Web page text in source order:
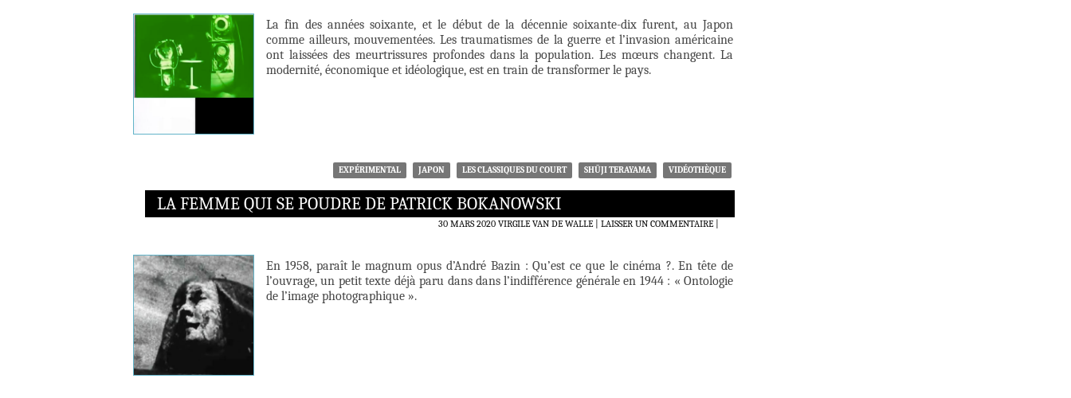
La fin des années soixante, et le début de la décennie soixante-dix furent, au Japon
comme ailleurs, mouvementées. Les traumatismes de la guerre et l’invasion américaine
ont laissées des meurtrissures profondes dans la population. Les mœurs changent. La
modernité, économique et idéologique, est en train de transformer le pays.
EXPÉRIMENTAL JAPON LES CLASSIQUES DU COURT SHŪJI TERAYAMA VIDÉOTHÈQUE
LA FEMME QUI SE POUDRE DE PATRICK BOKANOWSKI
30 MARS 2020 VIRGILE VAN DE WALLE LAISSER UN COMMENTAIRE|
En 1958, paraît le magnum opus d’André Bazin : Qu’est ce que le cinéma ?. En tête de
l’ouvrage, un petit texte déjà paru dans dans l’indifférence générale en 1944 : « Ontologie
de l’image photographique ».